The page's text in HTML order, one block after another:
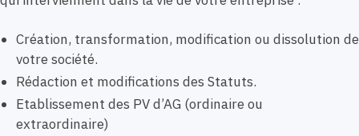
Création, transformation, modification ou dissolution de
votre société.
Rédaction et modifications des Statuts.
Etablissement des PV d’AG (ordinaire ou
extraordinaire)